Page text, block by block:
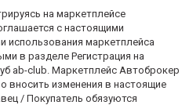
на маркетплейсе
с настоящими
использования маркетплейса
в разделе Регистрация на
ab-club. Маркетплейс Автоброкер
вносить изменения в настоящие
/ Покупатель обязуются